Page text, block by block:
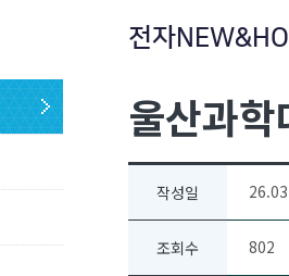
전자
울산과
작성일
조회수 802